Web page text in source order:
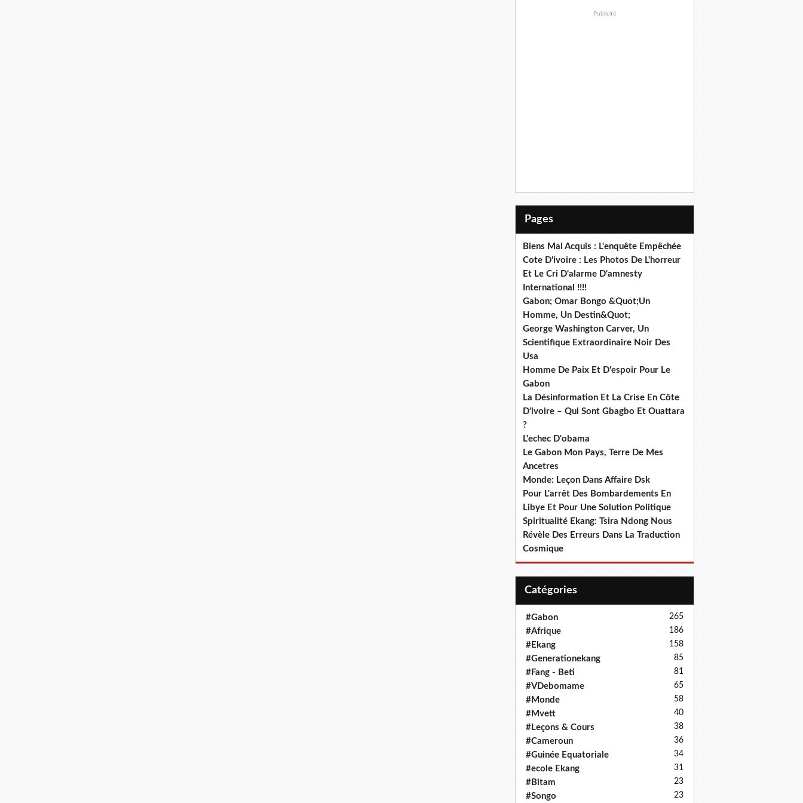
Publicité
Pages
Biens Mal Acquis : L'enquête Empêchée
Cote D'ivoire : Les Photos De L'horreur
Et Le Cri D'alarme D'amnesty
International !!!!
Gabon; Omar Bongo &Quot;Un
Homme, Un Destin&Quot;
George Washington Carver, Un
Scientifique Extraordinaire Noir Des
Usa
Homme De Paix Et D'espoir Pour Le
Gabon
La Désinformation Et La Crise En Côte
D’ivoire – Qui Sont Gbagbo Et Ouattara
?
L'echec D'obama
Le Gabon Mon Pays, Terre De Mes
Ancetres
Monde: Leçon Dans Affaire Dsk
Pour L'arrêt Des Bombardements En
Libye Et Pour Une Solution Politique
Spiritualité Ekang: Tsira Ndong Nous
Révèle Des Erreurs Dans La Traduction
Cosmique
Catégories
#Gabon 265
#Afrique 186
#Ekang 158
#Generationekang 85
#Fang - Beti 81
#VDebomame 65
#Monde 58
#Mvett 40
#Leçons & Cours 38
#Cameroun 36
#Guinée Equatoriale 34
#ecole Ekang 31
#Bitam 23
#Songo 23